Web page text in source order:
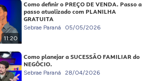
11:20
Como definir o PREÇO DE VENDA. Passo a
passo atualizado com PLANILHA
GRATUITA
Sebrae Paraná 05/05/2026
Como planejar a SUCESSÃO FAMILIAR do
NEGÓCIO.
Sebrae Paraná 28/04/2026